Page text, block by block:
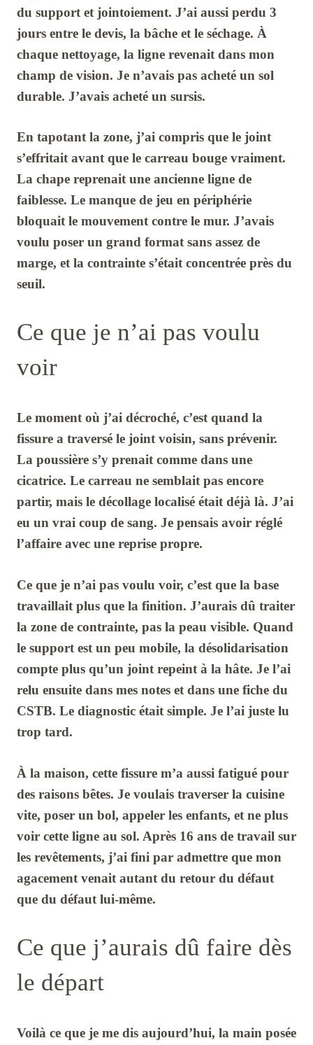
du support et jointoiement. J’ai aussi perdu 3
jours entre le devis, la bâche et le séchage. À
chaque nettoyage, la ligne revenait dans mon
champ de vision. Je n’avais pas acheté un sol
durable. J’avais acheté un sursis.
En tapotant la zone, j’ai compris que le joint
s’effritait avant que le carreau bouge vraiment.
La chape reprenait une ancienne ligne de
faiblesse. Le manque de jeu en périphérie
bloquait le mouvement contre le mur. J’avais
voulu poser un grand format sans assez de
marge, et la contrainte s’était concentrée près du
seuil.
Ce que je n’ai pas voulu
voir
Le moment où j’ai décroché, c’est quand la
fissure a traversé le joint voisin, sans prévenir.
La poussière s’y prenait comme dans une
cicatrice. Le carreau ne semblait pas encore
partir, mais le décollage localisé était déjà là. J’ai
eu un vrai coup de sang. Je pensais avoir réglé
l’affaire avec une reprise propre.
Ce que je n’ai pas voulu voir, c’est que la base
travaillait plus que la finition. J’aurais dû traiter
la zone de contrainte, pas la peau visible. Quand
le support est un peu mobile, la désolidarisation
compte plus qu’un joint repeint à la hâte. Je l’ai
relu ensuite dans mes notes et dans une fiche du
CSTB. Le diagnostic était simple. Je l’ai juste lu
trop tard.
À la maison, cette fissure m’a aussi fatigué pour
des raisons bêtes. Je voulais traverser la cuisine
vite, poser un bol, appeler les enfants, et ne plus
voir cette ligne au sol. Après 16 ans de travail sur
les revêtements, j’ai fini par admettre que mon
agacement venait autant du retour du défaut
que du défaut lui-même.
Ce que j’aurais dû faire dès
le départ
Voilà ce que je me dis aujourd’hui, la main posée